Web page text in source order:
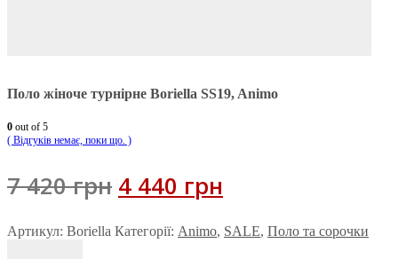
Поло жіноче турнірне Boriella SS19, Animo
0 out of 5
( Відгуків немає, поки що. )
7 420грн Оригінальна
7 420 грн.
4 440 грн
4 440 грн.
Артикул: Boriella Категорії: Animo, SALE, Поло та сорочки